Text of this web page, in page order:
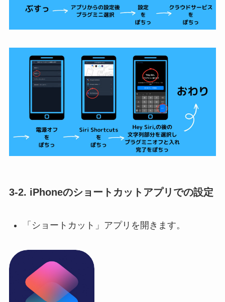
3-2. iPhoneのショートカットアプリでの設定
「ショートカット」アプリを開きます。